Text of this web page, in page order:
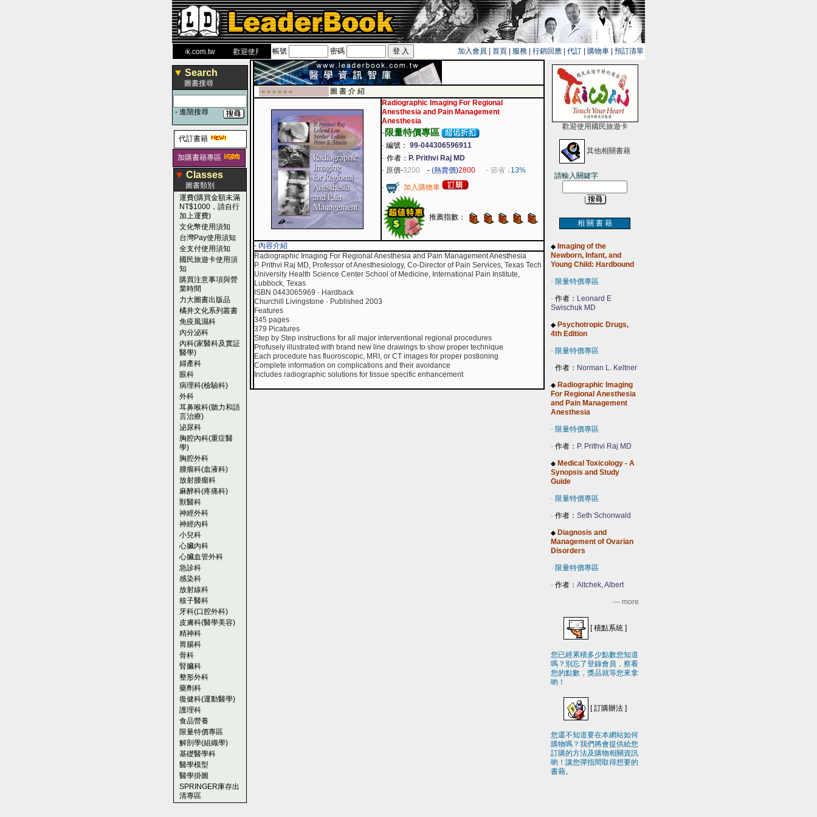
www.leaderbook.com.tw歡迎使用 國民旅遊卡！！
帳號 密碼 加入會員 首頁 服務 行銷回應 代訂 購物車 預訂清單
▼ Search
圖書搜尋
- 進階搜尋
代訂書籍
加購書籍專區
▼ Classes
圖書類別
運費(購買金額未滿
NT$1000，請自行
加上運費)
文化幣使用須知
台灣Pay使用須知
全支付使用須知
國民旅遊卡使用須
知
購買注意事項與營
業時間
力大圖書出版品
橘井文化系列叢書
免疫風濕科
內分泌科
內科(家醫科及實証
醫學)
婦產科
眼科
病理科(檢驗科)
外科
耳鼻喉科(聽力和語
言治療)
泌尿科
胸腔內科(重症醫
學)
胸腔外科
腫瘤科(血液科)
放射腫瘤科
麻醉科(疼痛科)
獸醫科
神經外科
神經內科
小兒科
心臟內科
心臟血管外科
急診科
感染科
放射線科
核子醫科
牙科(口腔外科)
皮膚科(醫學美容)
精神科
胃腸科
骨科
腎臟科
整形外科
藥劑科
復健科(運動醫學)
護理科
食品營養
限量特價專區
解剖學(組織學)
基礎醫學科
醫學模型
醫學掛圖
SPRINGER庫存出
清專區
-■ ■ ■ ■ ■ ■
圖 書 介 紹
Radiographic Imaging For Regional
Anesthesia and Pain Management
Anesthesia
-限量特價專區
- 編號： 99-044306596911
- 作者： P. Prithvi Raj MD
- 原價-3200 - (熱賣價)2800 - 節省 ↓ 13%
-
加入購物車
推薦指數：
- 內容介紹
Radiographic Imaging For Regional Anesthesia and Pain Management Anesthesia
P. Prithvi Raj MD, Professor of Anesthesiology, Co-Director of Pain Services, Texas Tech
University Health Science Center School of Medicine, International Pain Institute,
Lubbock, Texas
ISBN 0443065969 · Hardback
Churchill Livingstone · Published 2003
Features
345 pages
379 Picatures
Step by Step instructions for all major interventional regional procedures
Profusely illustrated with brand new line drawings to show proper technique
Each procedure has fluoroscopic, MRI, or CT images for proper postioning
Complete information on complications and their avoidance
Includes radiographic solutions for tissue specific enhancement
歡迎使用國民旅遊卡
其他相關書藉
請輸入關鍵字
相 關 書 藉
◆ Imaging of the
Newborn, Infant, and
Young Child: Hardbound
- 限量特價專區
- 作者： Leonard E
Swischuk MD
◆ Psychotropic Drugs,
4th Edition
- 限量特價專區
- 作者： Norman L. Keltner
◆ Radiographic Imaging
For Regional Anesthesia
and Pain Management
Anesthesia
- 限量特價專區
- 作者： P. Prithvi Raj MD
◆ Medical Toxicology - A
Synopsis and Study
Guide
- 限量特價專區
- 作者： Seth Schonwald
◆ Diagnosis and
Management of Ovarian
Disorders
- 限量特價專區
- 作者： Altchek, Albert
--- more
[積點系統 ]
您已經累積多少點數您知道
嗎？別忘了登錄會員，察看
您的點數，獎品就等您來拿
喲！
[訂購辦法]
您還不知道要在本網站如何
購物嗎？我們將會提供給您
訂購的方法及購物相關資訊
喲！讓您彈指間取得想要的
書藉。